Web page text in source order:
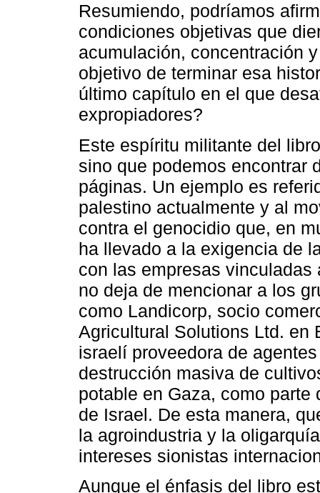
Resumiendo, podríamos
condiciones objetivas que
acumulación, concentración
objetivo de terminar esa
último capítulo en el que
expropiadores?
Este espíritu militante del
sino que podemos encontrar
páginas. Un ejemplo es
palestino actualmente y al
contra el genocidio que, en
ha llevado a la exigencia de
con las empresas
no deja de mencionar a los
como Landicorp, socio
Agricultural Solutions Ltd. en
israelí proveedora de
destrucción masiva de
potable en Gaza, como
de Israel. De esta manera,
la agroindustria y la
intereses sionistas
Aunque el énfasis del libro